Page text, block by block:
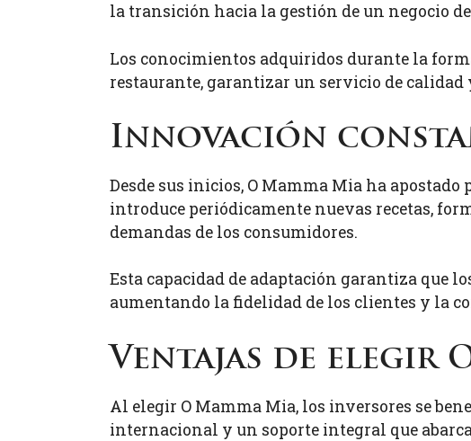
la transición hacia la gestión de un negocio
Los conocimientos adquiridos durante la
restaurante, garantizar un servicio de calidad
Innovación
Desde sus inicios, O Mamma Mia ha
introduce periódicamente nuevas recetas,
demandas de los consumidores.
Esta capacidad de adaptación garantiza que
aumentando la fidelidad de los clientes y la
Ventajas de elegir
Al elegir O Mamma Mia, los inversores se
internacional y un soporte integral que